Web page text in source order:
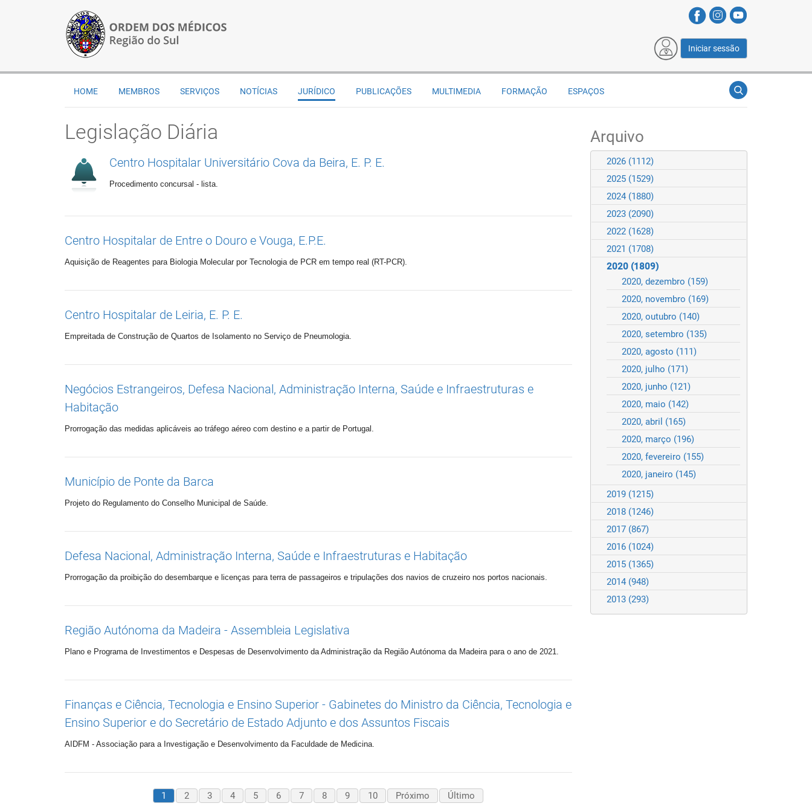
Iniciar sessão
HOME MEMBROS SERVIÇOS NOTÍCIAS JURÍDICO PUBLICAÇÕES MULTIMEDIA FORMAÇÃO ESPAÇOS
Legislação Diária
Centro Hospitalar Universitário Cova da Beira, E. P. E.
Procedimento concursal - lista.
Centro Hospitalar de Entre o Douro e Vouga, E.P.E.
Aquisição de Reagentes para Biologia Molecular por Tecnologia de PCR em tempo real (RT-PCR).
Centro Hospitalar de Leiria, E. P. E.
Empreitada de Construção de Quartos de Isolamento no Serviço de Pneumologia.
Negócios Estrangeiros, Defesa Nacional, Administração Interna, Saúde e Infraestruturas e
Habitação
Prorrogação das medidas aplicáveis ao tráfego aéreo com destino e a partir de Portugal.
Município de Ponte da Barca
Projeto do Regulamento do Conselho Municipal de Saúde.
Defesa Nacional, Administração Interna, Saúde e Infraestruturas e Habitação
Prorrogação da proibição do desembarque e licenças para terra de passageiros e tripulações dos navios de cruzeiro nos portos nacionais.
Região Autónoma da Madeira - Assembleia Legislativa
Plano e Programa de Investimentos e Despesas de Desenvolvimento da Administração da Região Autónoma da Madeira para o ano de 2021.
Finanças e Ciência, Tecnologia e Ensino Superior - Gabinetes do Ministro da Ciência, Tecnologia e
Ensino Superior e do Secretário de Estado Adjunto e dos Assuntos Fiscais
AIDFM - Associação para a Investigação e Desenvolvimento da Faculdade de Medicina.
1 2 3 4 5 6 7 8 9 10 Próximo Último
Arquivo
2026 (1112)
2025 (1529)
2024 (1880)
2023 (2090)
2022 (1628)
2021 (1708)
2020 (1809)
2020, dezembro (159)
2020, novembro (169)
2020, outubro (140)
2020, setembro (135)
2020, agosto (111)
2020, julho (171)
2020, junho (121)
2020, maio (142)
2020, abril (165)
2020, março (196)
2020, fevereiro (155)
2020, janeiro (145)
2019 (1215)
2018 (1246)
2017 (867)
2016 (1024)
2015 (1365)
2014 (948)
2013 (293)